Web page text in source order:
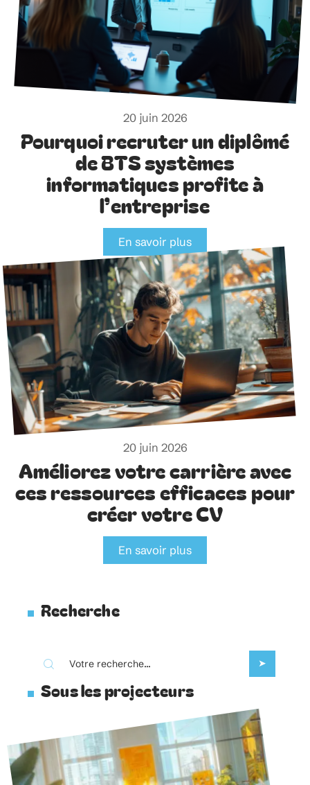
20 juin 2026
Pourquoi recruter un diplômé
de BTS systèmes
informatiques profite à
l’entreprise
En savoir plus
20 juin 2026
Améliorez votre carrière avec
ces ressources efficaces pour
créer votre CV
En savoir plus
Recherche
Sous les projecteurs